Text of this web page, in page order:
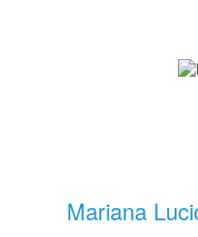
Mariana